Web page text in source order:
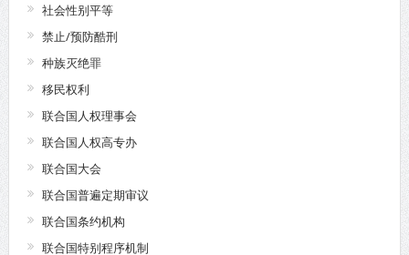
社会性别平等
禁止/预防酷刑
种族灭绝罪
移民权利
联合国人权理事会
联合国人权高专办
联合国大会
联合国普遍定期审议
联合国条约机构
联合国特别程序机制